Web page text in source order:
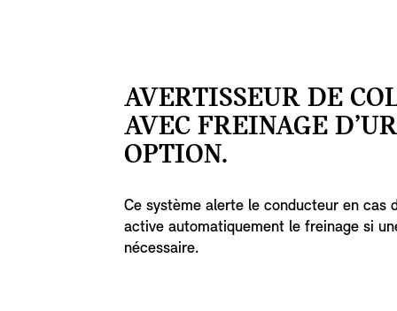
AVERTISSEUR DE
AVEC FREINAGE
OPTION.
Ce système alerte le conducteur en cas
active automatiquement le freinage si
nécessaire.